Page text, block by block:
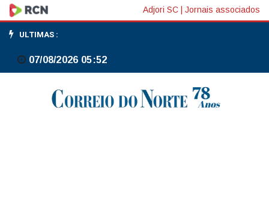
Pesquisa
diz
que
Adjori SC Jornais associados
ULTIMAS :
07/08/2026 05:52